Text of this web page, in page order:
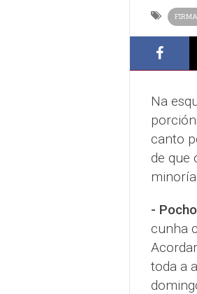
Na
canto
de que
- Pocho
cunha
toda a